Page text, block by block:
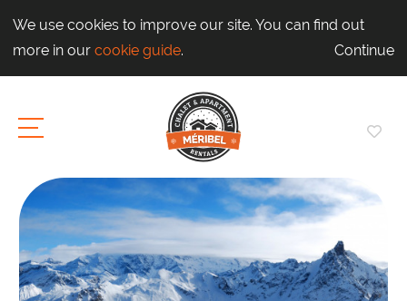
We use cookies to improve our site. You can find out
more in our cookie guide. Continue